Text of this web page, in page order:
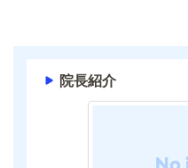
院長紹介